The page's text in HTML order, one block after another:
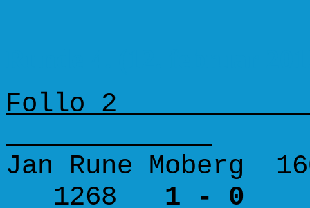
Follo 2
Jan Rune Moberg
1268 1 - 0